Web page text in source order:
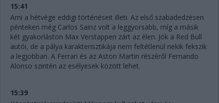
15:41
Ami a hétvége eddigi történéseit illeti. Az első szabadedzésen
pénteken még Carlos Sainz volt a leggyorsabb, míg a másik
két gyakorláston Max Verstappen zárt az élen. Jók a Red Bull
autói, de a pálya karakterisztikája nem feltétlenül nekik fekszik
a legjobban. A Ferrari és az Aston Martin részéről Fernando
Alonso szintén az esélyesek között lehet.
15:39